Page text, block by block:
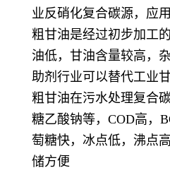
业反硝化复合碳源，应
粗甘油是经过初步加工
油低，甘油含量较高，
助剂行业可以替代工业
粗甘油在污水处理复合
糖乙酸钠等，COD高，
萄糖快，冰点低，沸点
储方便